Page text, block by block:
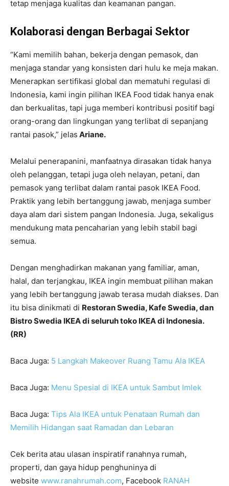
tetap menjaga kualitas dan keamanan pangan.
Kolaborasi dengan Berbagai Sektor
“Kami memilih bahan, bekerja dengan pemasok, dan
menjaga standar yang konsisten dari hulu ke meja makan.
Menerapkan sertifikasi global dan mematuhi regulasi di
Indonesia, kami ingin pilihan IKEA Food tidak hanya enak
dan berkualitas, tapi juga memberi kontribusi positif bagi
orang-orang dan lingkungan yang terlibat di sepanjang
rantai pasok,” jelas Ariane.
Melalui penerapanini, manfaatnya dirasakan tidak hanya
oleh pelanggan, tetapi juga oleh nelayan, petani, dan
pemasok yang terlibat dalam rantai pasok IKEA Food.
Praktik yang lebih bertanggung jawab, menjaga sumber
daya alam dari sistem pangan Indonesia. Juga, sekaligus
mendukung mata pencaharian yang lebih stabil bagi
semua.
Dengan menghadirkan makanan yang familiar, aman,
halal, dan terjangkau, IKEA ingin membuat pilihan makan
yang lebih bertanggung jawab terasa mudah diakses. Dan
itu bisa dinikmati di Restoran Swedia, Kafe Swedia, dan
Bistro Swedia IKEA di seluruh toko IKEA di Indonesia.
(RR)
Baca Juga: 5 Langkah Makeover Ruang Tamu Ala IKEA
Baca Juga: Menu Spesial di IKEA untuk Sambut Imlek
Baca Juga: Tips Ala IKEA untuk Penataan Rumah dan
Memilih Hidangan saat Ramadan dan Lebaran
Cek berita atau ulasan inspiratif ranahnya rumah,
properti, dan gaya hidup penghuninya di
website www.ranahrumah.com, Facebook RANAH